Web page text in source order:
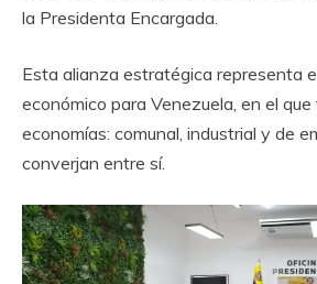
la Presidenta Encargada.
Esta alianza estratégica representa
económico para Venezuela, en el
economías: comunal, industrial y de
converjan entre sí.